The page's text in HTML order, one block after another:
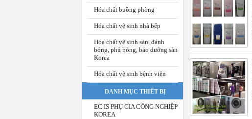
Hóa chất buồng phòng
Hóa chất vệ sinh nhà bếp
Hóa chất vệ sinh sàn, đánh
bóng, phủ bóng, bảo dưỡng sàn
Korea
Hóa chất vệ sinh bệnh viện
DANH MỤC THIẾT BỊ
EC IS PHỤ GIA CÔNG NGHIỆP
KOREA